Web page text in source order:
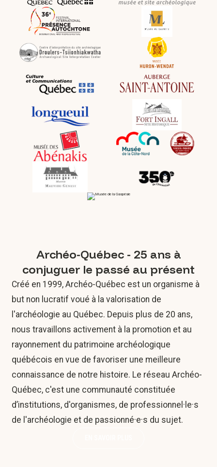
Archéo-Québec - 25 ans à
conjuguer le passé au présent
Créé en 1999, Archéo-Québec est un organisme à
but non lucratif voué à la valorisation de
l'archéologie au Québec. Depuis plus de 20 ans,
nous travaillons activement à la promotion et au
rayonnement du patrimoine archéologique
québécois en vue de favoriser une meilleure
connaissance de notre histoire. Le réseau Archéo-
Québec, c'est une communauté constituée
d’institutions, d'organismes, de professionnel·le·s
de l'archéologie et de passionné·e·s du sujet.